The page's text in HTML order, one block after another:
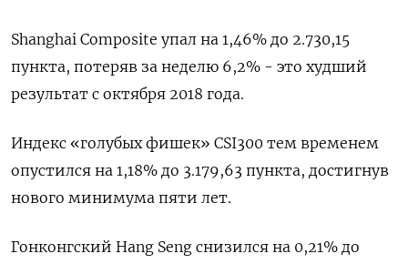
Shanghai Composite упал на 1,46% до 2.730,15
пункта, потеряв за неделю 6,2% - это худший
результат с октября 2018 года.
Индекс «голубых фишек» CSI300 тем временем
опустился на 1,18% до 3.179,63 пункта, достигнув
нового минимума пяти лет.
Гонконгский Hang Seng снизился на 0,21% до